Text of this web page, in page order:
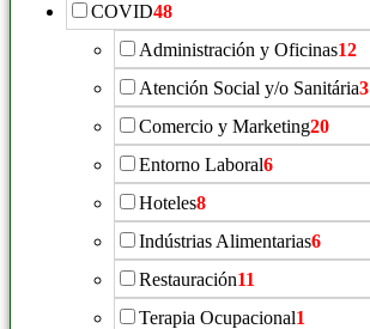
COVID48
Administración y Oficinas12
Atención Social y/o Sanitária3
Comercio y Marketing20
Entorno Laboral6
Hoteles8
Indústrias Alimentarias6
Restauración11
Terapia Ocupacional1